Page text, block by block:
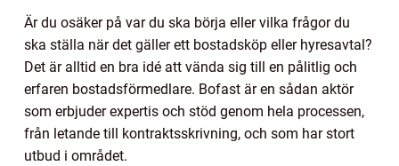
Är du osäker på var du ska börja eller vilka frågor du
ska ställa när det gäller ett bostadsköp eller hyresavtal?
Det är alltid en bra idé att vända sig till en pålitlig och
erfaren bostadsförmedlare. Bofast är en sådan aktör
som erbjuder expertis och stöd genom hela processen,
från letande till kontraktsskrivning, och som har stort
utbud i området.